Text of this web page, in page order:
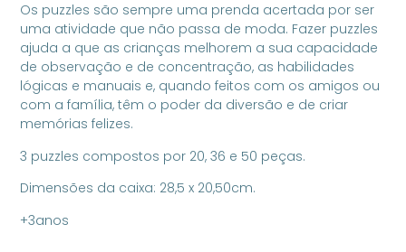
Os puzzles são sempre uma prenda acertada por ser
uma atividade que não passa de moda. Fazer puzzles
ajuda a que as crianças melhorem a sua capacidade
de observação e de concentração, as habilidades
lógicas e manuais e, quando feitos com os amigos ou
com a família, têm o poder da diversão e de criar
memórias felizes.
3 puzzles compostos por 20, 36 e 50 peças.
Dimensões da caixa: 28,5 x 20,50cm.
+3anos